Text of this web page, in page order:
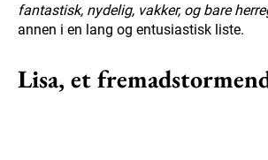
fantastisk, nydelig, vakker, og bare
annen i en lang og entusiastisk liste.
Lisa, et